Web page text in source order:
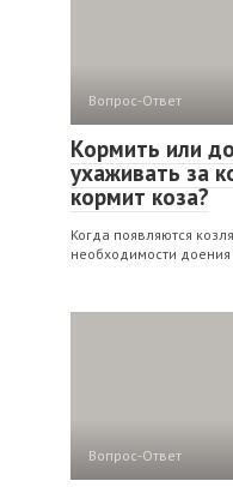
Вопрос-Ответ
Кормить или
ухаживать за
кормит коза?
Когда появляются
необходимости
Вопрос-Ответ